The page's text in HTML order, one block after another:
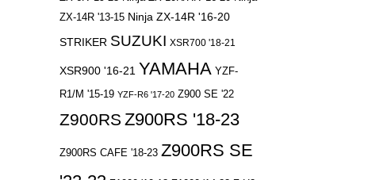
ZX-14R '13-15 Ninja ZX-14R '16-20
STRIKER SUZUKI XSR700 '18-21
XSR900 '16-21 YAMAHA YZF-
R1/M '15-19 YZF-R6 '17-20 Z900 SE '22
Z900RS Z900RS '18-23
Z900RS CAFE '18-23 Z900RS SE